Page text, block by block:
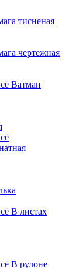
тисненая
чертежная
Ватман
В листах
В рулоне